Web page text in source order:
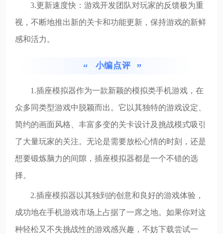
3.更新速度快：游戏开发团队对玩家的反馈极为重
视，不断地推出新的关卡和功能更新，保持游戏的新鲜
感和活力。
小编点评
1.插座模拟器作为一款新颖的模拟类手机游戏，在
众多同类型游戏中脱颖而出。它以其独特的游戏设定、
简约的画面风格、丰富多变的关卡设计及挑战模式吸引
了大量玩家的关注。无论是需要放松心情的时刻，还是
想要锻炼脑力的间隙，插座模拟器都是一个不错的选
择。
2.插座模拟器以其独到的创意和良好的游戏体验，
成功地在手机游戏市场上占据了一席之地。如果你对这
种轻松又不失挑战性的游戏感兴趣，不妨下载尝试一